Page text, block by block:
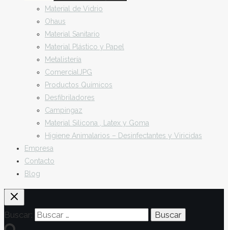
Material de Vidrio
Ohaus
Material Sanitario
Material Plástico y Papel
Metalistería
ComercialJPG
Productos Químicos
Desfibriladores
Campingaz
Material Silicona , Latex y Goma
Higiene Animalarios – Desinfectantes y Viricidas
Empresa
Contacto
Blog
Buscar: